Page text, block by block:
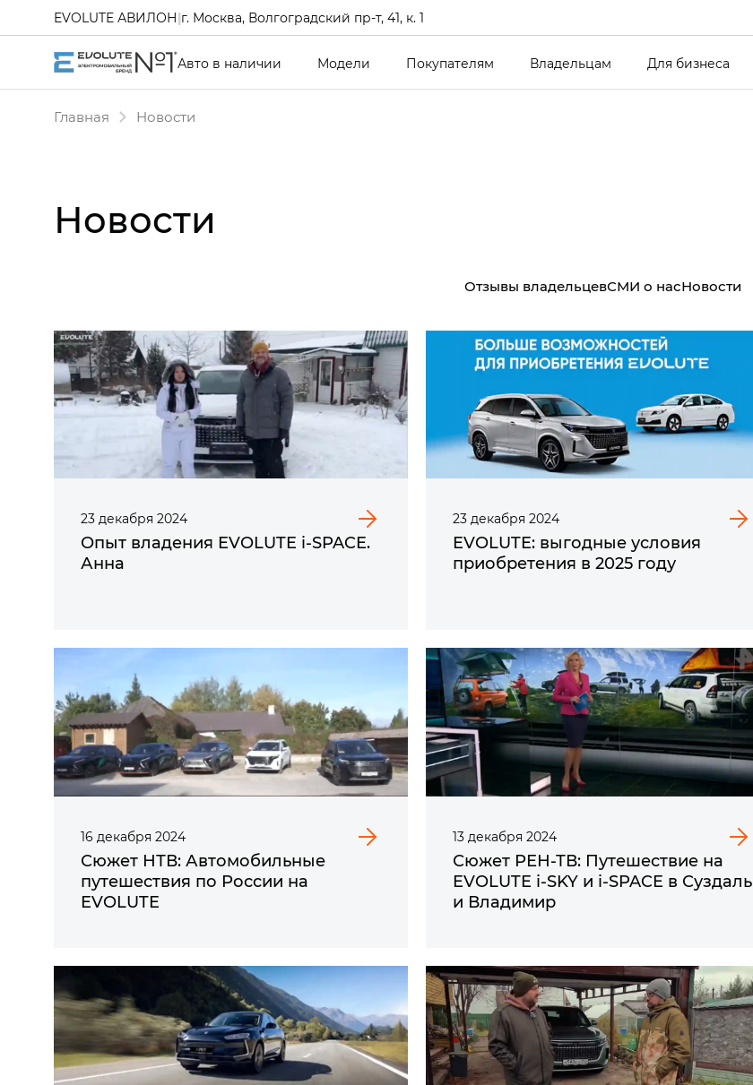
EVOLUTE АВИЛОН|г. Москва, Волгоградский пр-т, 41, к. 1
Авто в наличии Модели Покупателям Владельцам Для бизнеса
Главная Новости
Новости
Отзывы владельцевСМИ о насНовости
23 декабря 2024
Опыт владения EVOLUTE i‑SPACE.
Анна
23 декабря 2024
EVOLUTE: выгодные условия
приобретения в 2025 году
16 декабря 2024
Сюжет НТВ: Автомобильные
путешествия по России на
EVOLUTE
13 декабря 2024
Сюжет РЕН-ТВ: Путешествие на
EVOLUTE i-SKYи i-SPACE в Суздаль
и Владимир